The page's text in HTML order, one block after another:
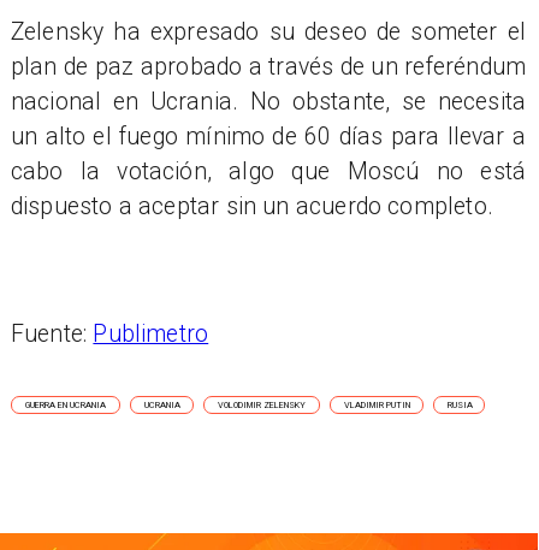
Zelensky ha expresado su deseo de someter el
plan de paz aprobado a través de un referéndum
nacional en Ucrania. No obstante, se necesita
un alto el fuego mínimo de 60 días para llevar a
cabo la votación, algo que Moscú no está
dispuesto a aceptar sin un acuerdo completo.
Fuente: Publimetro
GUERRA EN UCRANIA UCRANIA VOLODIMIR ZELENSKY VLADIMIR PUTIN RUSIA